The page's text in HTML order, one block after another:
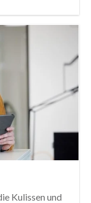
Kulissen und